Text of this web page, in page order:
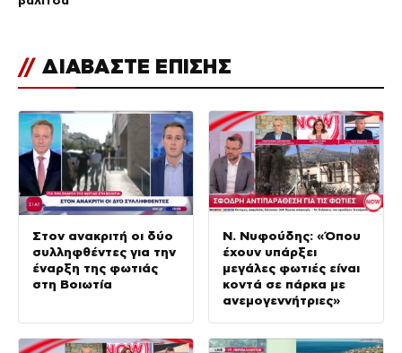
// ΔΙΑΒΑΣΤΕ ΕΠΙΣΗΣ
Στον ανακριτή οι δύο
συλληφθέντες για την
έναρξη της φωτιάς
στη Βοιωτία
Ν. Νυφούδης: «Όπου
έχουν υπάρξει
μεγάλες φωτιές είναι
κοντά σε πάρκα με
ανεμογεννήτριες»